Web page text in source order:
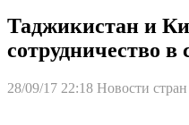
Таджикистан и
сотрудничество в
28/09/17 22:18 Новости